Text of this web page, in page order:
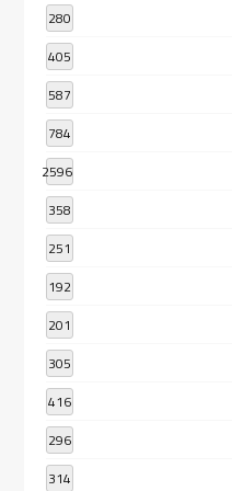
280
405
587
784
2596
358
251
192
201
305
416
296
314